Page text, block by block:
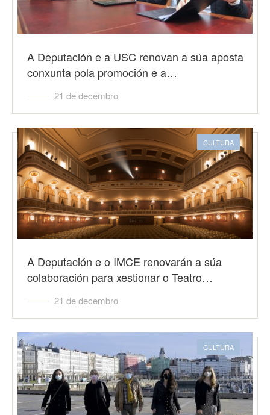
A Deputación e a USC renovan a súa aposta
conxunta pola promoción e a…
21 de decembro
CULTURA
A Deputación e o IMCE renovarán a súa
colaboración para xestionar o Teatro…
21 de decembro
CULTURA